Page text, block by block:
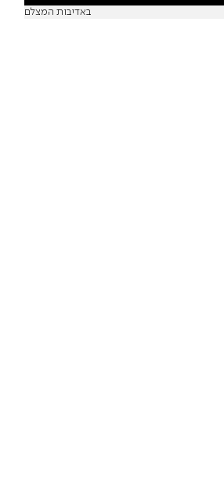
באדיבות המצלם